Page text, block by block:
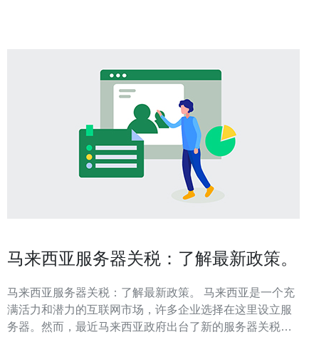
马来西亚服务器关税：了解最新政策。
马来西亚服务器关税：了解最新政策。 马来西亚是一个充
满活力和潜力的互联网市场，许多企业选择在这里设立服
务器。然而，最近马来西亚政府出台了新的服务器关税政